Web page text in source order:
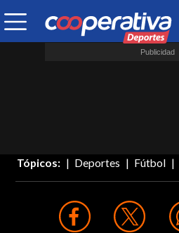
Tópicos: Deportes Fútbol